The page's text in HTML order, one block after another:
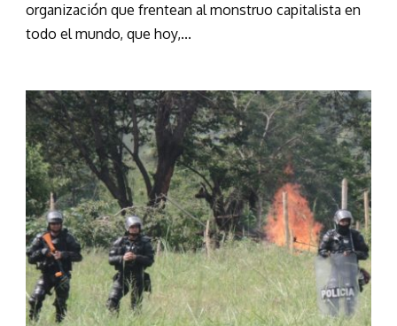
organización que frentean al monstruo capitalista en
todo el mundo, que hoy,...